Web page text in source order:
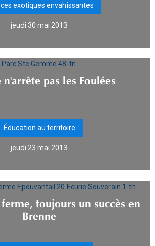
exotiques envahissantes
jeudi 30 mai 2013
n'arrête pas les Foulées
Éducation au territoire
jeudi 23 mai 2013
toujours un succès en
Brenne